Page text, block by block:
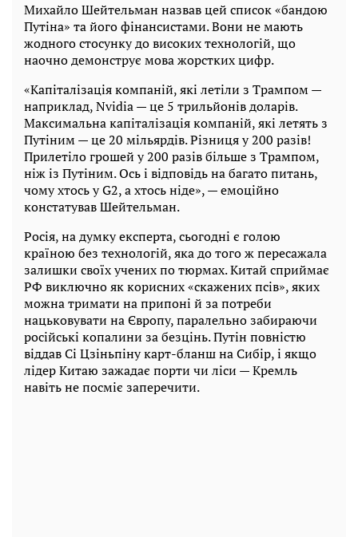
Михайло Шейтельман назвав цей список «бандою
Путіна» та його фінансистами. Вони не мають
жодного стосунку до високих технологій, що
наочно демонструє мова жорстких цифр.
«Капіталізація компаній, які летіли з Трампом —
наприклад, Nvidia — це 5 трильйонів доларів.
Максимальна капіталізація компаній, які летять з
Путіним — це 20 мільярдів. Різниця у 200 разів!
Прилетіло грошей у 200 разів більше з Трампом,
ніж із Путіним. Ось і відповідь на багато питань,
чому хтось у G2, а хтось ніде», — емоційно
констатував Шейтельман.
Росія, на думку експерта, сьогодні є голою
країною без технологій, яка до того ж пересажала
залишки своїх учених по тюрмах. Китай сприймає
РФ виключно як корисних «скажених псів», яких
можна тримати на припоні й за потреби
нацьковувати на Європу, паралельно забираючи
російські копалини за безцінь. Путін повністю
віддав Сі Цзіньпіну карт-бланш на Сибір, і якщо
лідер Китаю зажадає порти чи ліси — Кремль
навіть не посміє заперечити.